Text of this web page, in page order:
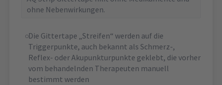
ohne Nebenwirkungen.
Die Gittertape „Streifen“ werden auf die
Triggerpunkte, auch bekannt als Schmerz-,
Reflex- oder Akupunkturpunkte geklebt, die vorher
vom behandelnden Therapeuten manuell
bestimmt werden